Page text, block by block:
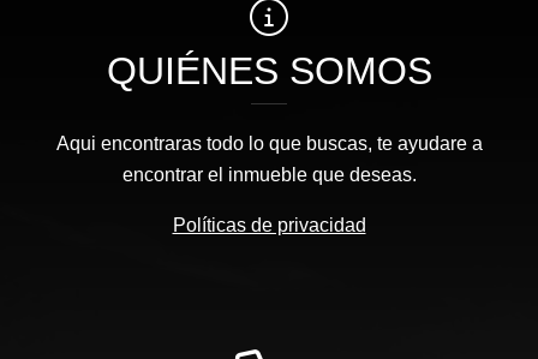
QUIÉNES SOMOS
Aqui encontraras todo lo que buscas, te ayudare a
encontrar el inmueble que deseas.
Políticas de privacidad